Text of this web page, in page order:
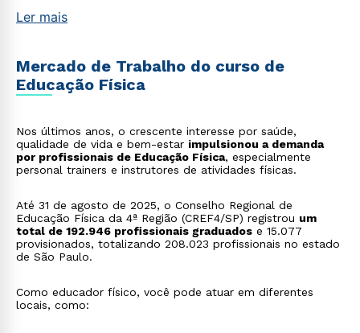
Ler mais
Mercado de Trabalho do curso de
Educação Física
Nos últimos anos, o crescente interesse por saúde,
qualidade de vida e bem-estar impulsionou a demanda
por profissionais de Educação Física, especialmente
personal trainers e instrutores de atividades físicas.
Até 31 de agosto de 2025, o Conselho Regional de
Educação Física da 4ª Região (CREF4/SP) registrou um
total de 192.946 profissionais graduados e 15.077
provisionados, totalizando 208.023 profissionais no estado
de São Paulo.
Como educador físico, você pode atuar em diferentes
locais, como: